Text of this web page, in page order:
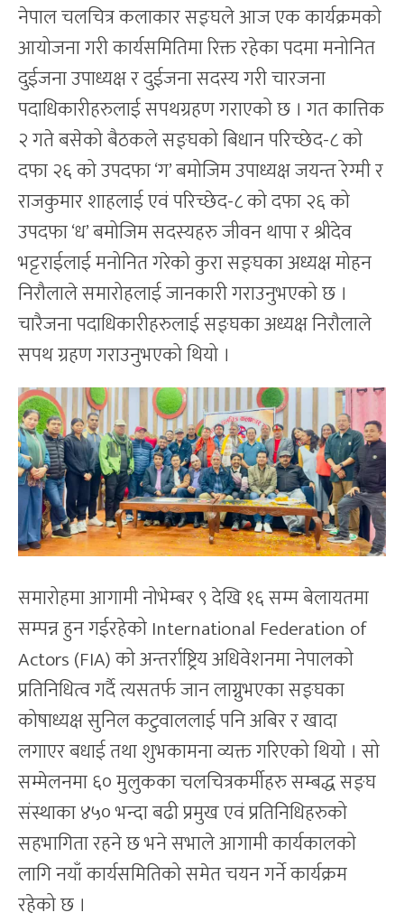
नेपाल चलचित्र कलाकार सङ्घले आज एक कार्यक्रमको
आयोजना गरी कार्यसमितिमा रिक्त रहेका पदमा मनोनित
दुईजना उपाध्यक्ष र दुईजना सदस्य गरी चारजना
पदाधिकारीहरुलाई सपथग्रहण गराएको छ । गत कात्तिक
२ गते बसेको बैठकले सङ्घको बिधान परिच्छेद-८ को
दफा २६ को उपदफा ‘ग’ बमोजिम उपाध्यक्ष जयन्त रेग्मी र
राजकुमार शाहलाई एवं परिच्छेद-८ को दफा २६ को
उपदफा ‘ध’ बमोजिम सदस्यहरु जीवन थापा र श्रीदेव
भट्टराईलाई मनोनित गरेको कुरा सङ्घका अध्यक्ष मोहन
निरौलाले समारोहलाई जानकारी गराउनुभएको छ ।
चारैजना पदाधिकारीहरुलाई सङ्घका अध्यक्ष निरौलाले
सपथ ग्रहण गराउनुभएको थियो ।
समारोहमा आगामी नोभेम्बर ९ देखि १६ सम्म बेलायतमा
सम्पन्न हुन गईरहेको International Federation of
Actors (FIA) को अन्तर्राष्ट्रिय अधिवेशनमा नेपालको
प्रतिनिधित्व गर्दै त्यसतर्फ जान लाग्नुभएका सङ्घका
कोषाध्यक्ष सुनिल कटुवाललाई पनि अबिर र खादा
लगाएर बधाई तथा शुभकामना व्यक्त गरिएको थियो । सो
सम्मेलनमा ६० मुलुकका चलचित्रकर्मीहरु सम्बद्ध सङ्घ
संस्थाका ४५० भन्दा बढी प्रमुख एवं प्रतिनिधिहरुको
सहभागिता रहने छ भने सभाले आगामी कार्यकालको
लागि नयाँ कार्यसमितिको समेत चयन गर्ने कार्यक्रम
रहेको छ ।